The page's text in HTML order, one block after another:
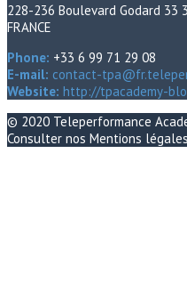
228-236 Boulevard Godard 33
FRANCE
Phone: +33 6 99 71 29 08
E-mail: contact-
Website: http://tpacademy-
© 2020 Teleperformance
Consulter nos Mentions légales